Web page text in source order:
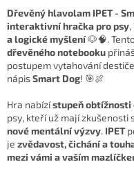
Dřevěný hlavolam IPET -
interaktivní hračka pro psy
a logické myšlení🐶🧠.
dřevěného notebooku
postupem vytahování
nápisSmart Dog! 🎯🍖
Hra nabízístupeň
psy, kteří už mají zkušenosti
nové mentální výzvy. IPET
je zvědavost, čichání a
mezi vámi a vaším